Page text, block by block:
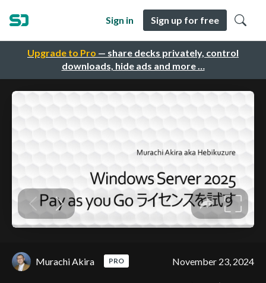
Upgrade to Pro — share decks privately, control
downloads, hide ads and more …
Sign in Sign up for free
Murachi Akira PRO November 23, 2024